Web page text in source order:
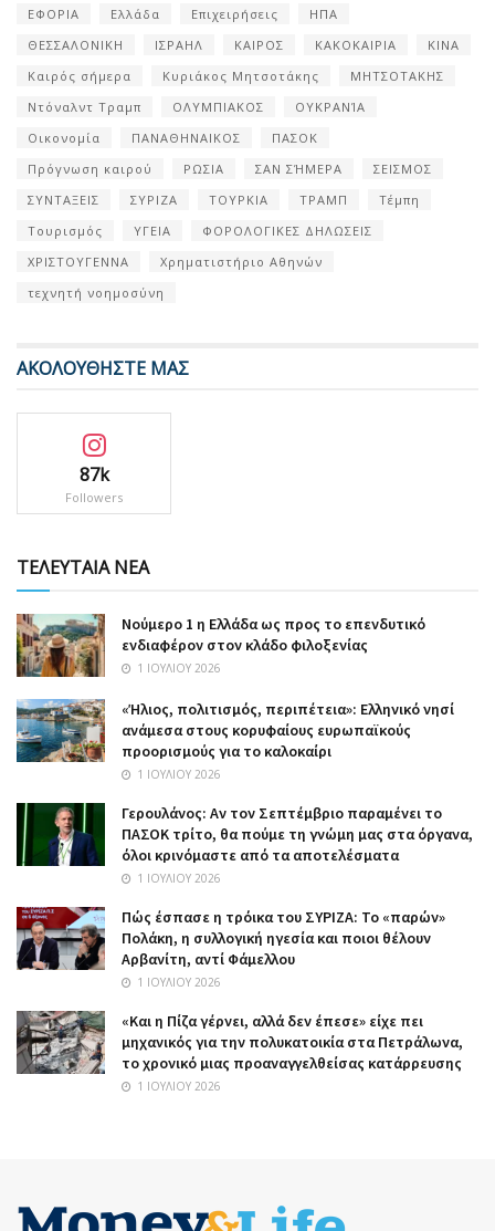
ΕΦΟΡΙΑ
Ελλάδα Επιχειρήσεις
ΗΠΑ
ΘΕΣΣΑΛΟΝΙΚΗ
ΙΣΡΑΗΛ ΚΑΙΡΟΣ ΚΑΚΟΚΑΙΡΙΑ
ΚΙΝΑ
Καιρός σήμερα
Κυριάκος Μητσοτάκης
ΜΗΤΣΟΤΑΚΗΣ
Ντόναλντ Τραμπ
ΟΛΥΜΠΙΑΚΟΣ
ΟΥΚΡΑΝΊΑ
Οικονομία
ΠΑΝΑΘΗΝΑΙΚΟΣ
ΠΑΣΟΚ
Πρόγνωση καιρού
ΡΩΣΙΑ ΣΑΝ ΣΉΜΕΡΑ
ΣΕΙΣΜΟΣ
ΣΥΝΤΑΞΕΙΣ
ΣΥΡΙΖΑ ΤΟΥΡΚΙΑ ΤΡΑΜΠ
Τέμπη
Τουρισμός
ΥΓΕΙΑ
ΦΟΡΟΛΟΓΙΚΕΣ ΔΗΛΩΣΕΙΣ
ΧΡΙΣΤΟΥΓΕΝΝΑ
Χρηματιστήριο Αθηνών
τεχνητή νοημοσύνη
ΑΚΟΛΟΥΘΗΣΤΕ ΜΑΣ
87k
Followers
ΤΕΛΕΥΤΑΙΑ ΝΕΑ
Nούμερο 1 η Ελλάδα ως προς το επενδυτικό
ενδιαφέρον στον κλάδο φιλοξενίας
1 ΙΟΥΛΊΟΥ 2026
«Ήλιος, πολιτισμός, περιπέτεια»: Ελληνικό νησί
ανάμεσα στους κορυφαίους ευρωπαϊκούς
προορισμούς για το καλοκαίρι
1 ΙΟΥΛΊΟΥ 2026
Γερουλάνος: Αν τον Σεπτέμβριο παραμένει το
ΠΑΣΟΚ τρίτο, θα πούμε τη γνώμη μας στα όργανα,
όλοι κρινόμαστε από τα αποτελέσματα
1 ΙΟΥΛΊΟΥ 2026
Πώς έσπασε η τρόικα του ΣΥΡΙΖΑ: Το «παρών»
Πολάκη, η συλλογική ηγεσία και ποιοι θέλουν
Αρβανίτη, αντί Φάμελλου
1 ΙΟΥΛΊΟΥ 2026
«Και η Πίζα γέρνει, αλλά δεν έπεσε» είχε πει
μηχανικός για την πολυκατοικία στα Πετράλωνα,
το χρονικό μιας προαναγγελθείσας κατάρρευσης
1 ΙΟΥΛΊΟΥ 2026